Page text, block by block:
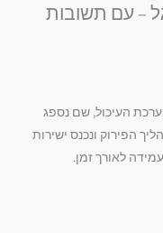
– עם תשובות
העיכול, שם נספג
הפירוק ונכנס ישירות
לאורך זמן.